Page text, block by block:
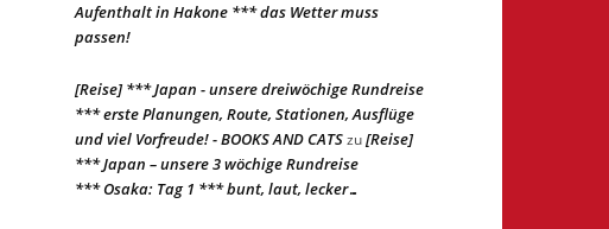
Aufenthalt in Hakone *** das Wetter muss
passen!
[Reise] *** Japan - unsere dreiwöchige Rundreise
*** erste Planungen, Route, Stationen, Ausflüge
und viel Vorfreude! - BOOKS AND CATSzu[Reise]
*** Japan – unsere 3 wöchige Rundreise
*** Osaka: Tag 1 *** bunt, laut, lecker…